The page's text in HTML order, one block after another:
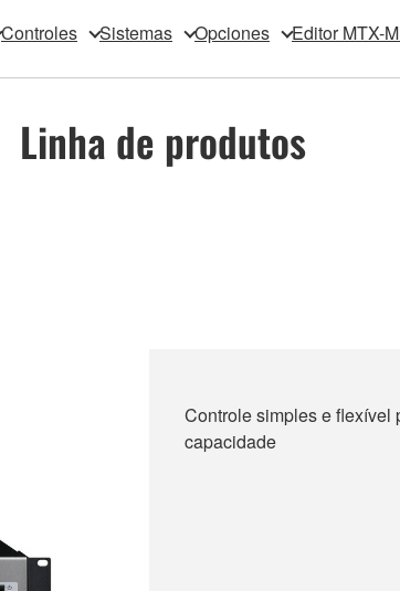
Controles Sistemas Opciones Editor MTX-
Linha de produtos
Controle simples e flexível
capacidade